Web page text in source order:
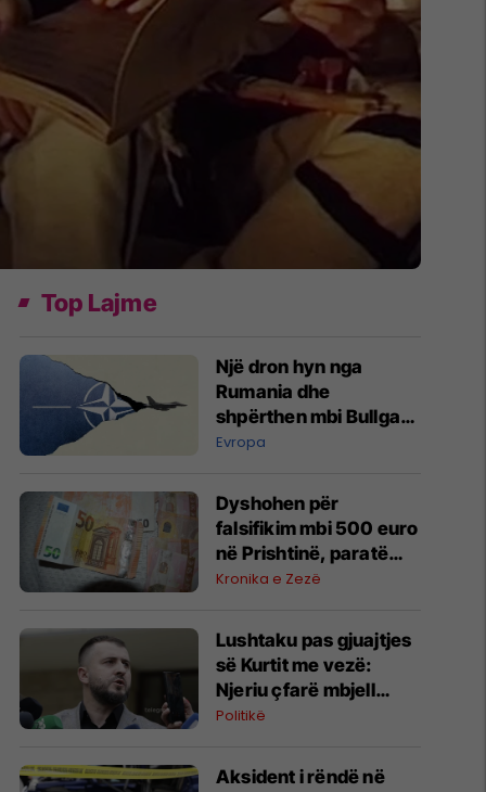
Top Lajme
Një dron hyn nga
Rumania dhe
shpërthen mbi Bullgari,
'alarm' në krahun
Evropa
Dyshohen për
falsifikim mbi 500 euro
në Prishtinë, paratë
sekuestrohen për
Kronika e Zezë
​Lushtaku pas gjuajtjes
së Kurtit me vezë:
Njeriu çfarë mbjell
edhe korrë
Politikë
Aksident i rëndë në